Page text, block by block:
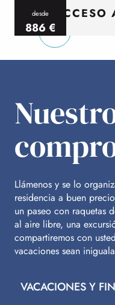
desde
886€
por persona
Llámenos y se lo
residencia a buen
un paseo con raquetas
al aire libre, una
compartiremos con
vacaciones sean
VACACIONES Y